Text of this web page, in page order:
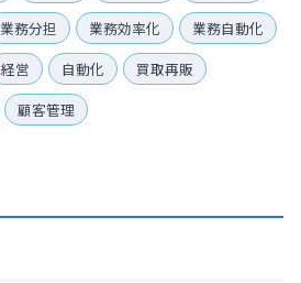
業務分担 業務効率化
業務自動化
経営 自動化
買取再販
顧客管理